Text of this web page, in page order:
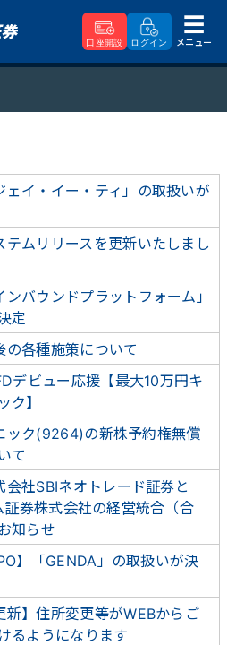
口座開設 ログイン
メニュー
ェイ・イー・ティ」の取扱いが
テムリリースを更新いたしまし
ンバウンドプラットフォーム」
定
の各種施策について
デビュー応援【最大10万円キ
ク】
ック(9264)の新株予約権無償
て
会社SBIネオトレード証券と
証券株式会社の経営統合（合
知らせ
】「GENDA」の取扱いが決
新】住所変更等がWEBからご
るようになります